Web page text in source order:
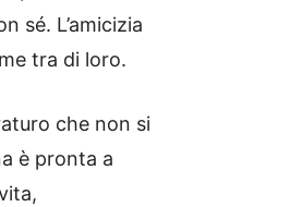
sé. L’amicizia
tra di loro.
che non si
è pronta a